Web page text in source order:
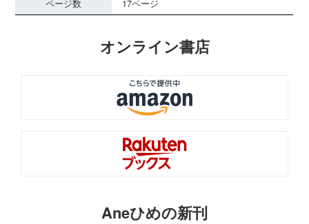
ページ数
17ページ
オンライン書店
Aneひめの新刊